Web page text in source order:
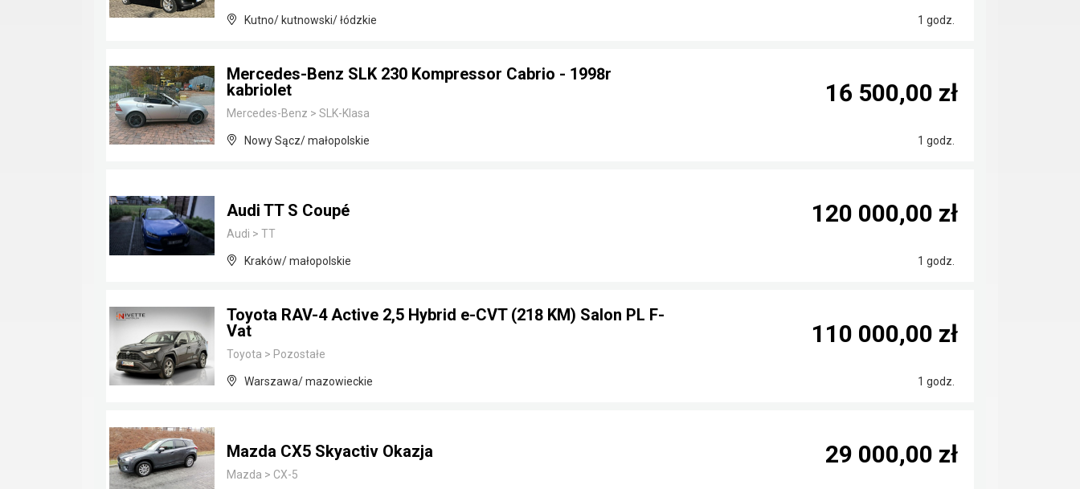
Kutno/ kutnowski/ łódzkie 1 godz.
Mercedes-Benz SLK 230 Kompressor Cabrio - 1998r
kabriolet
Mercedes-Benz > SLK-Klasa
Nowy Sącz/ małopolskie 1 godz.
16 500,00 zł
Audi TT S Coupé
Audi > TT
Kraków/ małopolskie 1 godz.
120 000,00 zł
Toyota RAV-4 Active 2,5 Hybrid e-CVT (218 KM) Salon PL F-
Vat
Toyota > Pozostałe
Warszawa/ mazowieckie 1 godz.
110 000,00 zł
Mazda CX5 Skyactiv Okazja
Mazda > CX-5
29 000,00 zł